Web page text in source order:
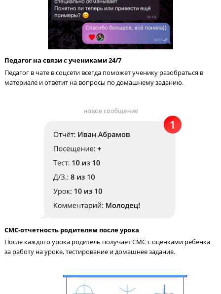
Педагог в чате в соцсети всегда поможет ученику
материале и ответит на вопросы по домашнему заданию.